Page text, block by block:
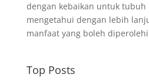
dengan kebaikan untuk tubuh
mengetahui dengan lebih
manfaat yang boleh
Top Posts